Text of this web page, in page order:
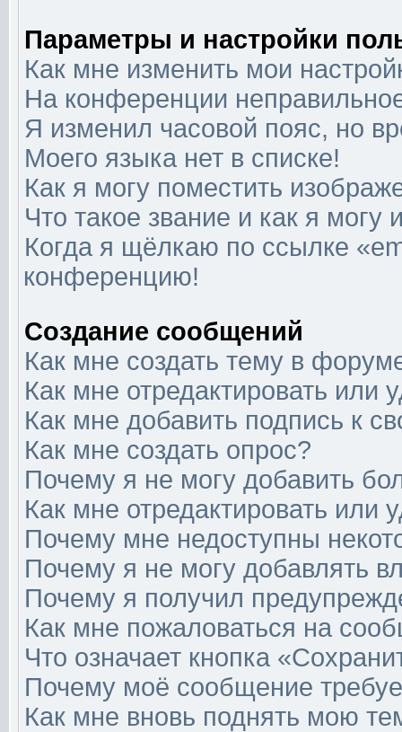
Параметры и настройки
Как мне изменить мои
На конференции
Я изменил часовой пояс, но
Моего языка нет в списке!
Как я могу поместить
Что такое звание и как я могу
Когда я щёлкаю по ссылке
конференцию!
Создание сообщений
Как мне создать тему в
Как мне отредактировать или
Как мне добавить подпись к
Как мне создать опрос?
Почему я не могу добавить
Как мне отредактировать или
Почему мне недоступны
Почему я не могу добавлять
Почему я получил
Как мне пожаловаться на
Что означает кнопка
Почему моё сообщение
Как мне вновь поднять мою